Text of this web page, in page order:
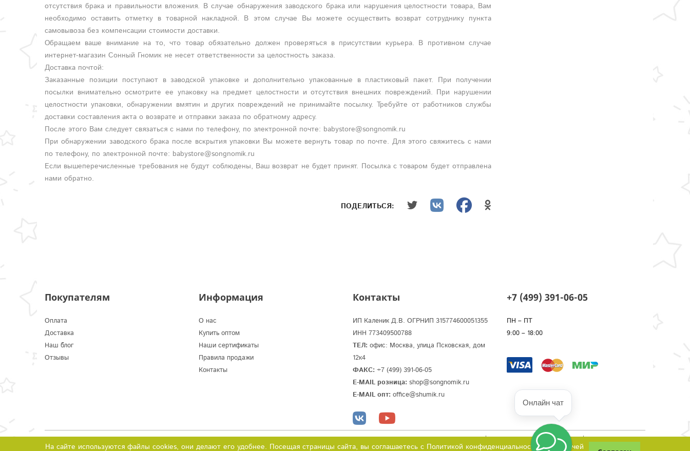
отсутствия брака и правильности вложения. В случае обнаружения заводского брака или нарушения целостности товара, Вам
необходимо оставить отметку в товарной накладной. В этом случае Вы можете осуществить возврат сотруднику пункта
самовывоза без компенсации стоимости доставки.
Обращаем ваше внимание на то, что товар обязательно должен проверяться в присутствии курьера. В противном случае
интернет-магазин Сонный Гномик не несет ответственности за целостность заказа.
Доставка почтой:
Заказанные позиции поступают в заводской упаковке и дополнительно упакованные в пластиковый пакет. При получении
посылки внимательно осмотрите ее упаковку на предмет целостности и отсутствия внешних повреждений. При нарушении
целостности упаковки, обнаружении вмятин и других повреждений не принимайте посылку. Требуйте от работников службы
доставки составления акта о возврате и отправки заказа по обратному адресу.
После этого Вам следует связаться с нами по телефону, по электронной почте: babystore@songnomik.ru
При обнаружении заводского брака после вскрытия упаковки Вы можете вернуть товар по почте. Для этого свяжитесь с нами
по телефону, по электронной почте: babystore@songnomik.ru
Если вышеперечисленные требования не будут соблюдены, Ваш возврат не будет принят. Посылка с товаром будет отправлена
нами обратно.
ПОДЕЛИТЬСЯ:
Покупателям
Оплата
Доставка
Наш блог
Отзывы
Информация
О нас
Купить оптом
Наши сертификаты
Правила продажи
Контакты
Контакты
ИП Каленик Д.В. ОГРНИП 315774600051355
ИНН 773409500788
ТЕЛ: офис: Москва, улица Псковская, дом
12к4
ФАКС: +7 (499) 391-06-05
E-MAIL розница: shop@songnomik.ru
E-MAIL опт: office@shumik.ru
+7 (499) 391-06-05
ПН – ПТ
9:00 – 18:00
Юридическая информация Зачем нужны файлы cookies Публичная оферта
На сайте используются файлы cookies, они делают его удобнее. Посещая страницы сайта, вы соглашаетесь с Политикой конфиденциальности и передачей
Онлайн чат